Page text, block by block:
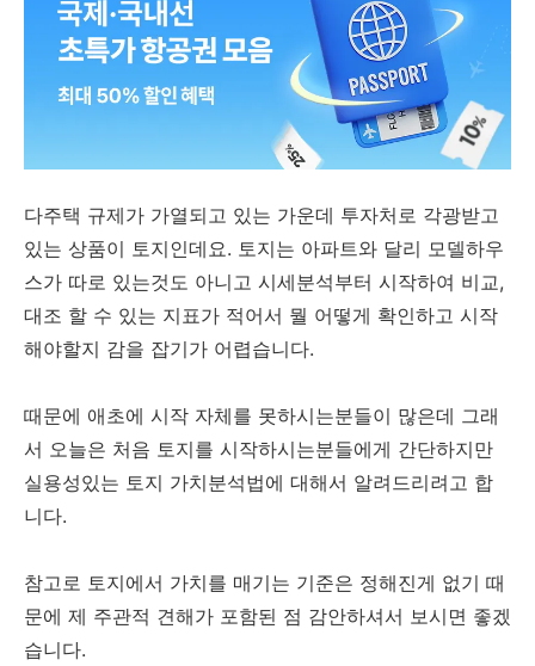
다주택 규제가 가열되고 있는 가운데 투자처로 각광받고
있는 상품이 토지인데요. 토지는 아파트와 달리 모델하우
스가 따로 있는것도 아니고 시세분석부터 시작하여 비교,
대조 할 수 있는 지표가 적어서 뭘 어떻게 확인하고 시작
해야할지 감을 잡기가 어렵습니다.
때문에 애초에 시작 자체를 못하시는분들이 많은데 그래
서 오늘은 처음 토지를 시작하시는분들에게 간단하지만
실용성있는 토지 가치분석법에 대해서 알려드리려고 합
니다.
참고로 토지에서 가치를 매기는 기준은 정해진게 없기 때
문에 제 주관적 견해가 포함된 점 감안하셔서 보시면 좋겠
습니다.